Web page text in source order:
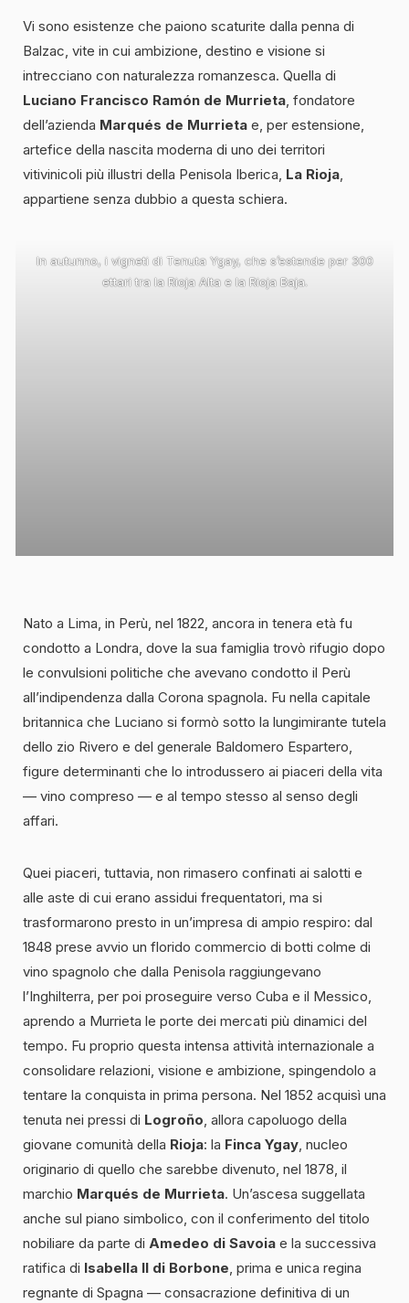
Vi sono esistenze che paiono scaturite dalla penna di
Balzac, vite in cui ambizione, destino e visione si
intrecciano con naturalezza romanzesca. Quella di
Luciano Francisco Ramón de Murrieta , fondatore
dell’azienda Marqués de Murrieta e, per estensione,
artefice della nascita moderna di uno dei territori
vitivinicoli più illustri della Penisola Iberica, La Rioja
appartiene senza dubbio a questa schiera.
In autunno, i vigneti di Tenuta Ygay, che s’estende per 300
ettari tra la Rioja Alta e la Rioja Baja.
Nato a Lima, in Perù, nel 1822, ancora in tenera età fu
condotto a Londra, dove la sua famiglia trovò rifugio dopo
le convulsioni politiche che avevano condotto il Perù
all’indipendenza dalla Corona spagnola. Fu nella capitale
britannica che Luciano si formò sotto la lungimirante tutela
dello zio Rivero e del generale Baldomero Espartero,
figure determinanti che lo introdussero ai piaceri della vita
— vino compreso — e al tempo stesso al senso degli
affari.
Quei piaceri, tuttavia, non rimasero confinati ai salotti e
alle aste di cui erano assidui frequentatori, ma si
trasformarono presto in un’impresa di ampio respiro: dal
1848 prese avvio un florido commercio di botti colme di
vino spagnolo che dalla Penisola raggiungevano
l’Inghilterra, per poi proseguire verso Cuba e il Messico,
aprendo a Murrieta le porte dei mercati più dinamici del
tempo. Fu proprio questa intensa attività internazionale a
consolidare relazioni, visione e ambizione, spingendolo a
tentare la conquista in prima persona. Nel 1852 acquisì una
tenuta nei pressi di Logroño, allora capoluogo della
giovane comunità della Rioja: la Finca Ygay, nucleo
originario di quello che sarebbe divenuto, nel 1878, il
marchio Marqués de Murrieta. Un’ascesa suggellata
anche sul piano simbolico, con il conferimento del titolo
nobiliare da parte di Amedeo di Savoia e la successiva
ratifica di Isabella II di Borbone, prima e unica regina
regnante di Spagna — consacrazione definitiva di un